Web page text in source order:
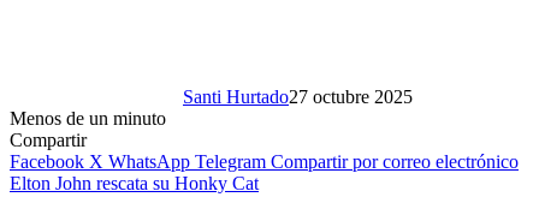
Santi Hurtado27 octubre 2025
Menos de un minuto
Compartir
Facebook X WhatsApp Telegram Compartir por correo electrónico
Elton John rescata su Honky Cat